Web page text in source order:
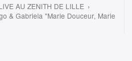
AU ZENITH DE LILLE
& Gabriela "Marie Douceur, Marie